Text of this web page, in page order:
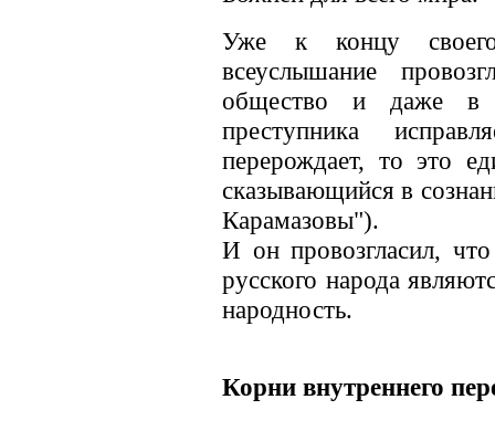
Уже к концу
всеуслышание
общество и даже в
преступника
перерождает, то это
сказывающийся в
Карамазовы").
И он провозгласил,
русского народа
народность.
Корни внутреннего